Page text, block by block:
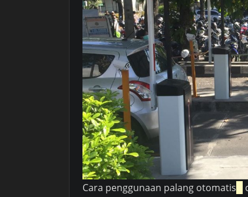
Cara penggunaan palang otomatis